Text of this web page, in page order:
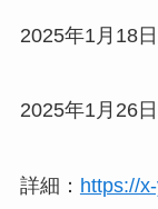
2025年1月18
2025年1月26
詳細： https://